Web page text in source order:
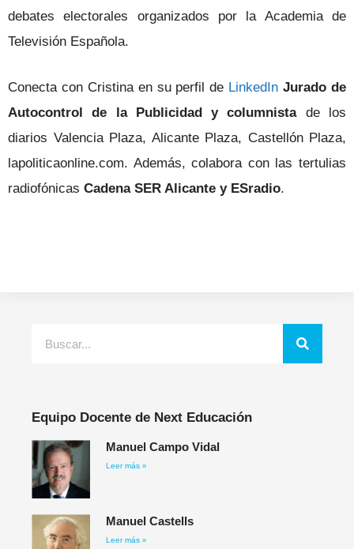
debates electorales organizados por la Academia de
Televisión Española.
Conecta con Cristina en su perfil de LinkedIn Jurado de
Autocontrol de la Publicidad y columnistade los
diarios Valencia Plaza, Alicante Plaza, Castellón Plaza,
lapoliticaonline.com. Además, colabora con las tertulias
radiofónicas Cadena SER Alicante y ESradio.
Equipo Docente de Next Educación
Manuel Campo Vidal
Leer más »
Manuel Castells
Leer más »